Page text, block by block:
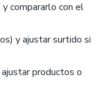
compararlo con el
y ajustar surtido si
productos o